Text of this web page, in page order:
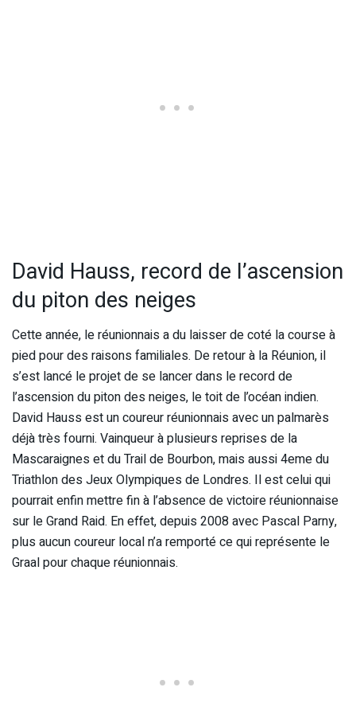
David Hauss, record de l’ascension
du piton des neiges
Cette année, le réunionnais a du laisser de coté la course à
pied pour des raisons familiales. De retour à la Réunion, il
s’est lancé le projet de se lancer dans le record de
l’ascension du piton des neiges, le toit de l’océan indien.
David Hauss est un coureur réunionnais avec un palmarès
déjà très fourni. Vainqueur à plusieurs reprises de la
Mascaraignes et du Trail de Bourbon, mais aussi 4eme du
Triathlon des Jeux Olympiques de Londres. Il est celui qui
pourrait enfin mettre fin à l’absence de victoire réunionnaise
sur le Grand Raid. En effet, depuis 2008 avec Pascal Parny,
plus aucun coureur local n’a remporté ce qui représente le
Graal pour chaque réunionnais.